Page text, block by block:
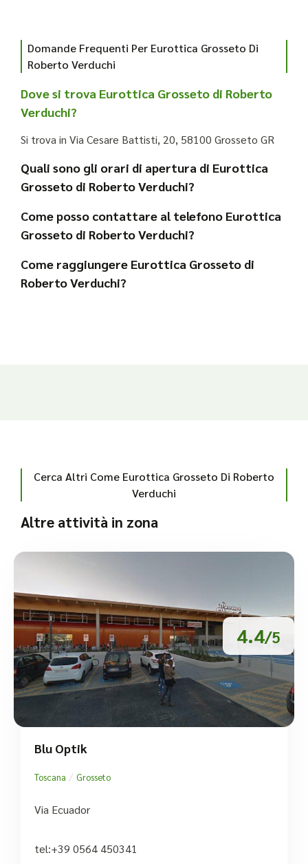
Domande Frequenti Per Eurottica Grosseto Di
Roberto Verduchi
Dove si trova Eurottica Grosseto di Roberto
Verduchi?
Si trova in Via Cesare Battisti, 20, 58100 Grosseto GR
Quali sono gli orari di apertura di Eurottica
Grosseto di Roberto Verduchi?
Come posso contattare al telefono Eurottica
Grosseto di Roberto Verduchi?
Come raggiungere Eurottica Grosseto di
Roberto Verduchi?
Cerca Altri Come Eurottica Grosseto Di Roberto
Verduchi
Altre attività in zona
4.4/5
Blu Optik
Toscana / Grosseto
Via Ecuador
tel:+39 0564 450341